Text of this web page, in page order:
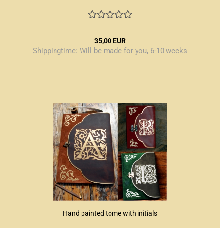
35,00 EUR
Shippingtime: Will be made for you, 6-10 weeks
Hand painted tome with initials